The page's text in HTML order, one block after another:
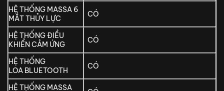
HỆ THỐNG MASSA 6
MẮT THỦY LỰC
CÓ
HỆ THỐNG ĐIỀU
KHIỂN CẢM ỨNG
CÓ
HỆ THỐNG
LOA BLUETOOTH
CÓ
HỆ THỐNG MASSA